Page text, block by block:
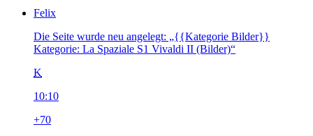
Felix
Die Seite wurde neu angelegt: „{{Kategorie Bilder}}
Kategorie: La Spaziale S1 Vivaldi II (Bilder)“
K
10:10
+70